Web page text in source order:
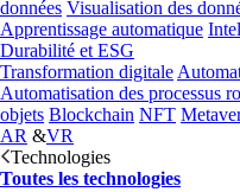
données Visualisation des
Apprentissage automatique
Durabilité et ESG
Transformation digitale
Automatisation des processus
objets Blockchain NFT
AR &VR
Technologies
Toutes les technologies